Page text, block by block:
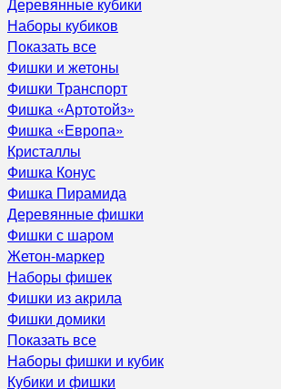
Наборы кубиков
Показать все
Фишки и жетоны
Фишки Транспорт
Фишка «Артотойз»
Фишка «Европа»
Кристаллы
Фишка Конус
Фишка Пирамида
Деревянные фишки
Фишки с шаром
Жетон-маркер
Наборы фишек
Фишки из акрила
Фишки домики
Показать все
Наборы фишки и кубик
Кубики и фишки